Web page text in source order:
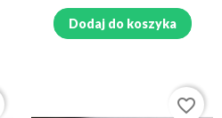
Dodaj do koszyka
favorite_border